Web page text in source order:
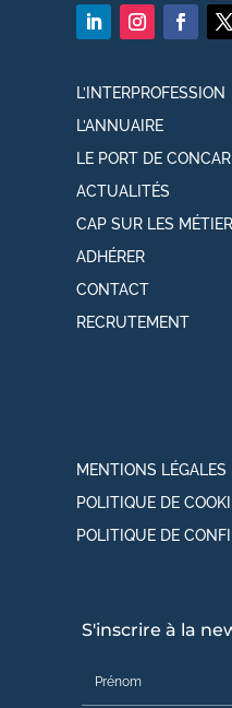
L’INTERPROFESSION
L’ANNUAIRE
LE PORT DE
ACTUALITÉS
CAP SUR LES
ADHÉRER
CONTACT
RECRUTEMENT
MENTIONS LÉGALES
POLITIQUE DE
POLITIQUE DE
S'inscrire à la